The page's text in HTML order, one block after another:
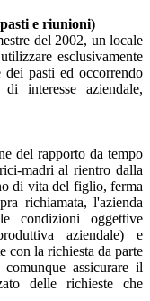
e riunioni)
del 2002, un locale
esclusivamente
pasti ed occorrendo
interesse aziendale,
del rapporto da tempo
madri al rientro dalla
di vita del figlio, ferma
richiamata, l'azienda
condizioni oggettive
aziendale) e
con la richiesta da parte
assicurare il
delle richieste che